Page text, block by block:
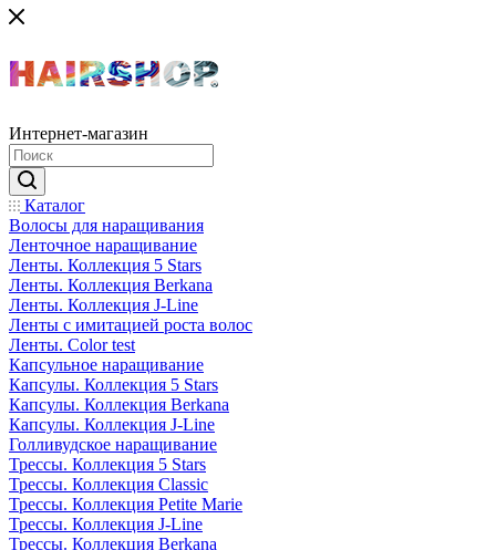
Интернет-магазин
Каталог
Волосы для наращивания
Ленточное наращивание
Ленты. Коллекция 5 Stars
Ленты. Коллекция Berkana
Ленты. Коллекция J-Line
Ленты с имитацией роста волос
Ленты. Color test
Капсульное наращивание
Капсулы. Коллекция 5 Stars
Капсулы. Коллекция Berkana
Капсулы. Коллекция J-Line
Голливудское наращивание
Трессы. Коллекция 5 Stars
Трессы. Коллекция Classic
Трессы. Коллекция Petite Marie
Трессы. Коллекция J-Line
Трессы. Коллекция Berkana